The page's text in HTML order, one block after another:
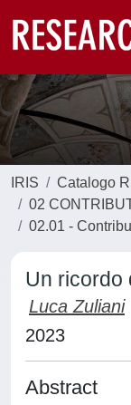
IRIS
Catalogo
02
02.01 -
Un ricordo
Luca Zuliani
2023
Abstract